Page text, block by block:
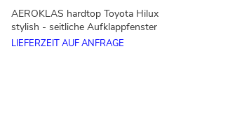
AEROKLAS hardtop Toyota Hilux
stylish - seitliche Aufklappfenster
LIEFERZEIT AUF ANFRAGE